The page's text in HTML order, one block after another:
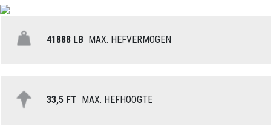
41888 LB MAX. HEFVERMOGEN
33,5 FT MAX. HEFHOOGTE